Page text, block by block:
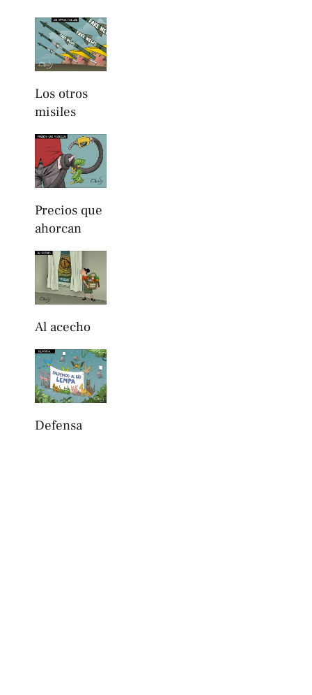
Los otros
misiles
Precios que
ahorcan
Al acecho
Defensa